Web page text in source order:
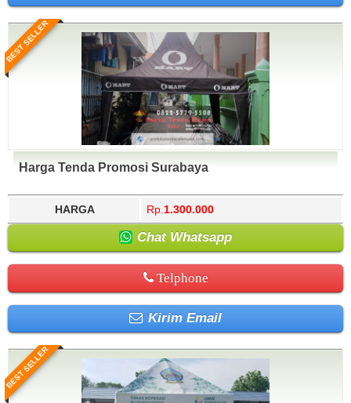
BEST SELLER
Harga Tenda Promosi Surabaya
HARGA Rp. 1.300.000
Chat Whatsapp
Telphone
Kirim Email
BEST SELLER